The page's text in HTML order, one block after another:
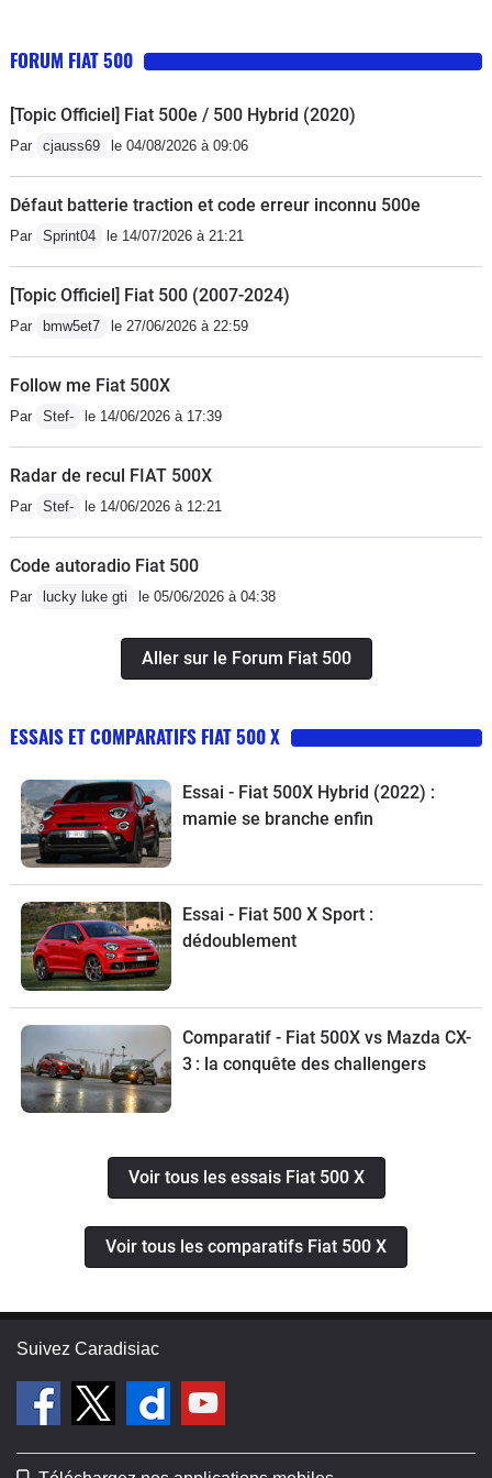
FORUM FIAT 500
[Topic Officiel] Fiat 500e / 500 Hybrid (2020)
Par cjauss69 le 04/08/2026 à 09:06
Défaut batterie traction et code erreur inconnu 500e
Par Sprint04 le 14/07/2026 à 21:21
[Topic Officiel] Fiat 500 (2007-2024)
Par bmw5et7 le 27/06/2026 à 22:59
Follow me Fiat 500X
Par Stef- le 14/06/2026 à 17:39
Radar de recul FIAT 500X
Par Stef- le 14/06/2026 à 12:21
Code autoradio Fiat 500
Par lucky luke gti le 05/06/2026 à 04:38
Aller sur le Forum Fiat 500
ESSAIS ET COMPARATIFS FIAT 500 X
Essai - Fiat 500X Hybrid (2022) :
mamie se branche enfin
Essai - Fiat 500 X Sport :
dédoublement
Comparatif - Fiat 500X vs Mazda CX-
3 : la conquête des challengers
Voir tous les essais Fiat 500 X
Voir tous les comparatifs Fiat 500 X
Suivez Caradisiac